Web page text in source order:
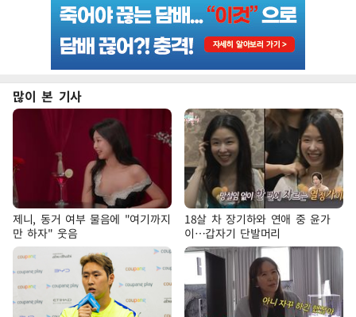
많이 본 기사
제니, 동거 여부 물음에 "여기까지
만 하자" 웃음
18살 차 장기하와 연애 중 윤가
이…갑자기 단발머리